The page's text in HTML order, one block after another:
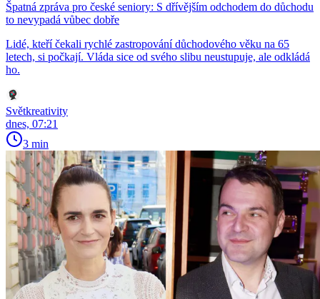
Špatná zpráva pro české seniory: S dřívějším odchodem do důchodu
to nevypadá vůbec dobře
Lidé, kteří čekali rychlé zastropování důchodového věku na 65
letech, si počkají. Vláda sice od svého slibu neustupuje, ale odkládá
ho.
Světkreativity
dnes, 07:21
3 min